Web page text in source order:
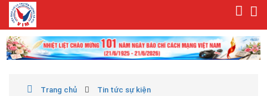
Trang chủ Tin tức sự kiện